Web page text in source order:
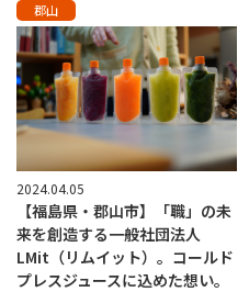
郡山
2024.04.05
【福島県・郡山市】「職」の未
来を創造する一般社団法人
LMit（リムイット）。コールド
プレスジュースに込めた想い。